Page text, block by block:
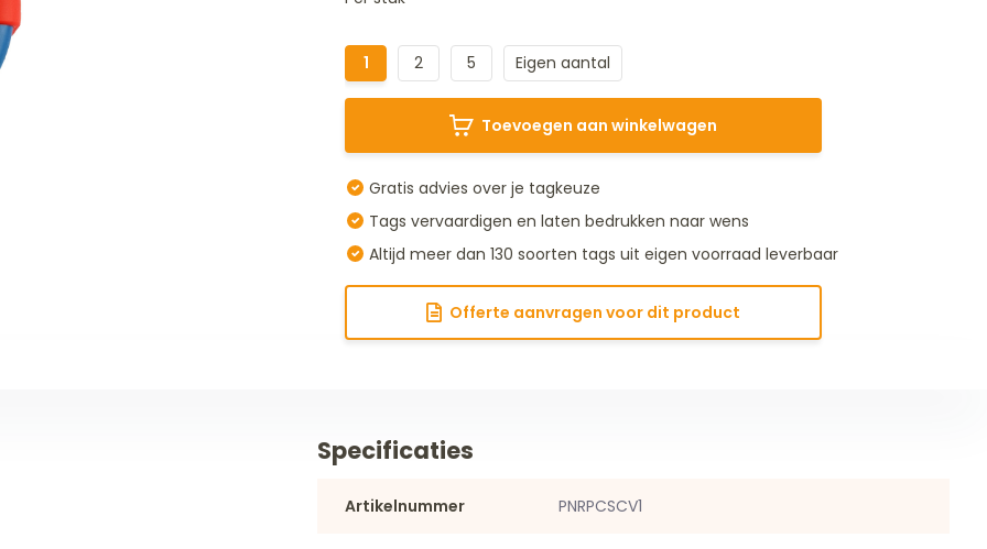
1 2 5 Eigen aantal
Toevoegen aan winkelwagen
Gratis advies over je tagkeuze
Tags vervaardigen en laten bedrukken naar wens
Altijd meer dan 130 soorten tags uit eigen voorraad leverbaar
Offerte aanvragen voor dit product
Specificaties
Artikelnummer PNRPCSCV1